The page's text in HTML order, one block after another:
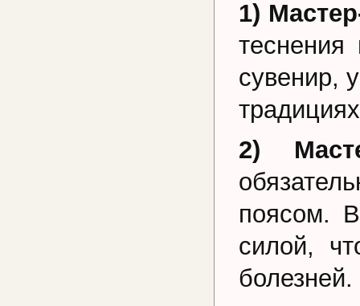
1)
сувенир,
2)
поясом.
силой,
болезней.